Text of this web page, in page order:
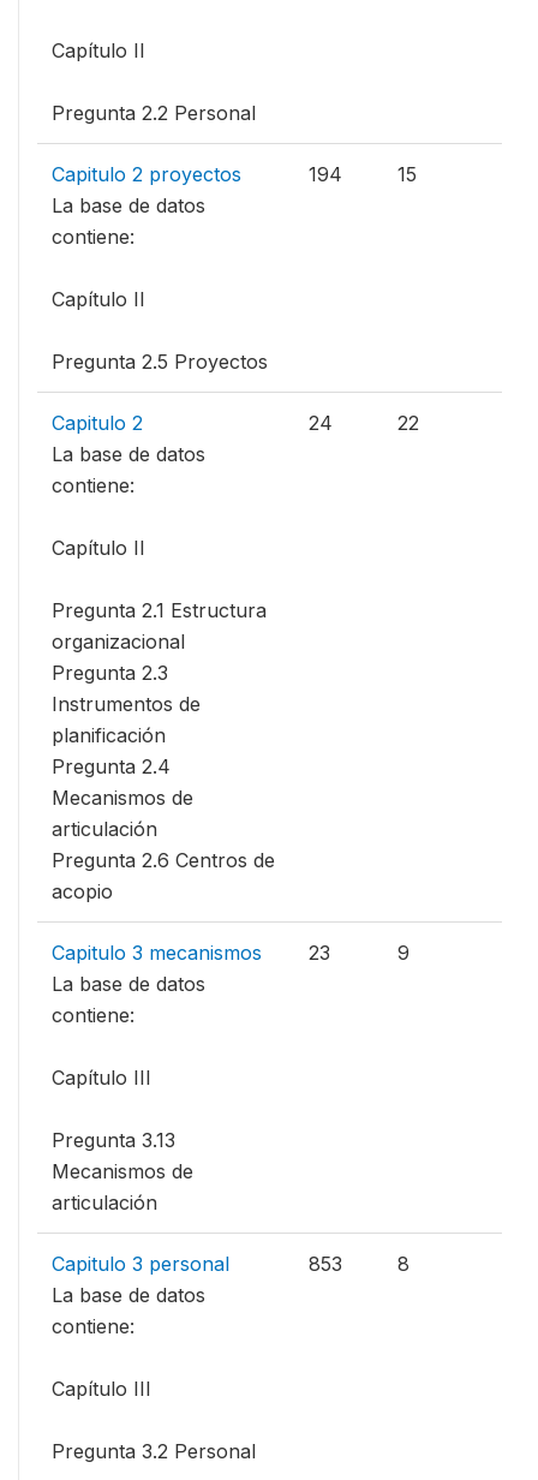
Capítulo II
Pregunta 2.2 Personal
Capitulo 2 proyectos
La base de datos
contiene:
Capítulo II
Pregunta 2.5 Proyectos
194 15
Capitulo 2
La base de datos
contiene:
Capítulo II
Pregunta 2.1 Estructura
organizacional
Pregunta 2.3
Instrumentos de
planificación
Pregunta 2.4
Mecanismos de
articulación
Pregunta 2.6 Centros de
acopio
24 22
Capitulo 3 mecanismos
La base de datos
contiene:
Capítulo III
Pregunta 3.13
Mecanismos de
articulación
23 9
Capitulo 3 personal
La base de datos
contiene:
Capítulo III
Pregunta 3.2 Personal
853 8